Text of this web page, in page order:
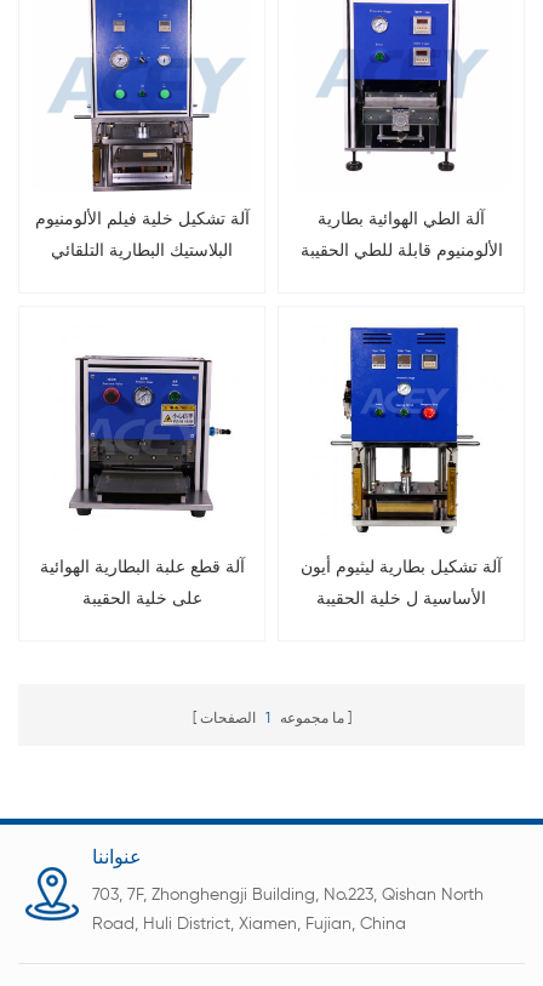
آلة تشكيل خلية فيلم الألومنيوم
البلاستيك البطارية التلقائي
آلة الطي الهوائية بطارية
الألومنيوم قابلة للطي الحقيبة
آلة قطع علبة البطارية الهوائية
على خلية الحقيبة
آلة تشكيل بطارية ليثيوم أيون
الأساسية ل خلية الحقيبة
ما مجموعه 1 الصفحات
عنواننا
703, 7F, Zhonghengji Building, No.223, Qishan North
Road, Huli District, Xiamen, Fujian, China